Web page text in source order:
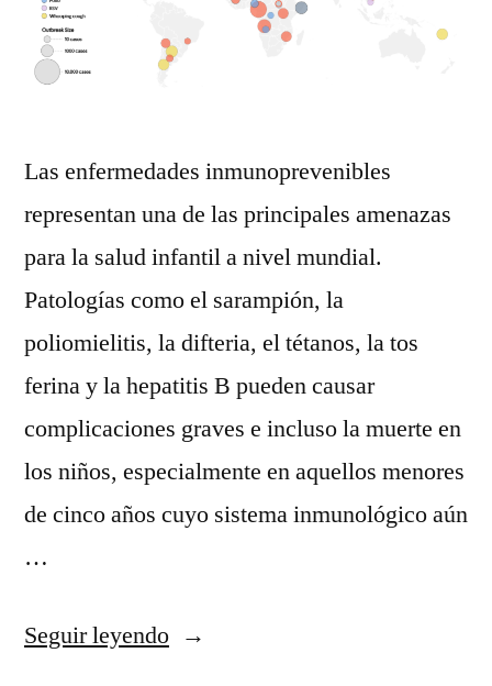
Las enfermedades inmunoprevenibles
representan una de las principales amenazas
para la salud infantil a nivel mundial.
Patologías como el sarampión, la
poliomielitis, la difteria, el tétanos, la tos
ferina y la hepatitis B pueden causar
complicaciones graves e incluso la muerte en
los niños, especialmente en aquellos menores
de cinco años cuyo sistema inmunológico aún
…
Seguir leyendo«Enfermedades